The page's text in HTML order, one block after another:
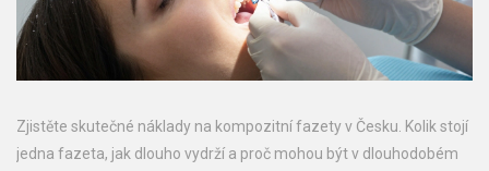
Zjistěte skutečné náklady na kompozitní fazety v Česku. Kolik stojí
jedna fazeta, jak dlouho vydrží a proč mohou být v dlouhodobém